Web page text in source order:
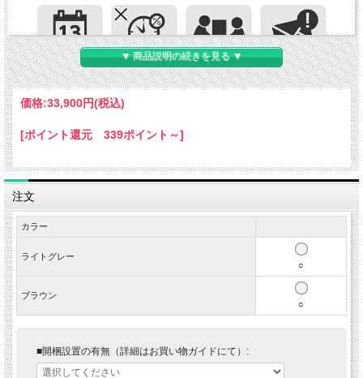
▼ 商品説明の続きを見る ▼
価格:33,900円(税込)
[ポイント還元 339ポイント～]
注文
カラー
ライトグレー
○
ブラウン
○
■開梱設置の有無（詳細はお買い物ガイドにて）: